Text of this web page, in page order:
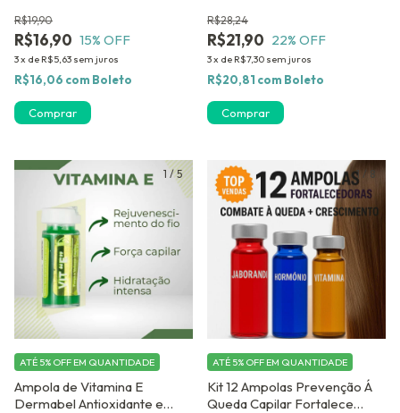
Monovit A Dermabel
R$16,90
R$19,90
15% OFF
3x de R$5,63 sem juros
R$16,06 com Boleto
ampolas
R$21,90
R$28,24
22% OFF
3x de R$7,30 sem juros
R$20,81 com Boleto
1 /5
Ampola de Vitamina E
Dermabel Antioxidante e
ATÉ 5% OFF EM QUANTIDADE
1/8
Kit 12 Ampolas Prevenção Á
Queda Capilar Fortalece
ATÉ 5% OFF EM QUANTIDADE